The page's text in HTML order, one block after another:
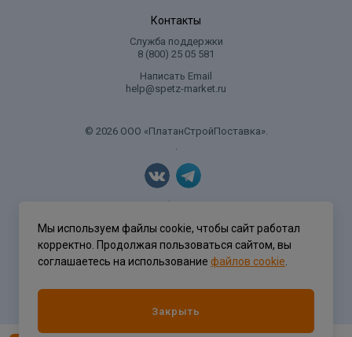
Контакты
Служба поддержки
8 (800) 25 05 581
Написать Email
help@spetz-market.ru
© 2026 ООО «ПлатанСтройПоставка».
.
Политика конфиденциальности
Мы используем файлы cookie, чтобы сайт работал
корректно. Продолжая пользоваться сайтом, вы
соглашаетесь на использование файлов cookie
Закрыть